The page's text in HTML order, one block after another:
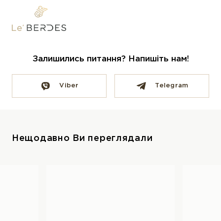
Залишились питання? Напишіть нам!
Viber Telegram
Нещодавно Ви переглядали